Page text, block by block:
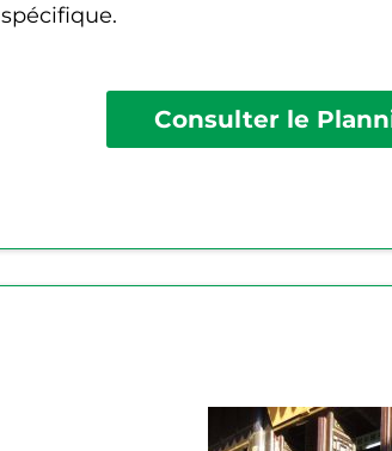
spécifique.
Consulter le